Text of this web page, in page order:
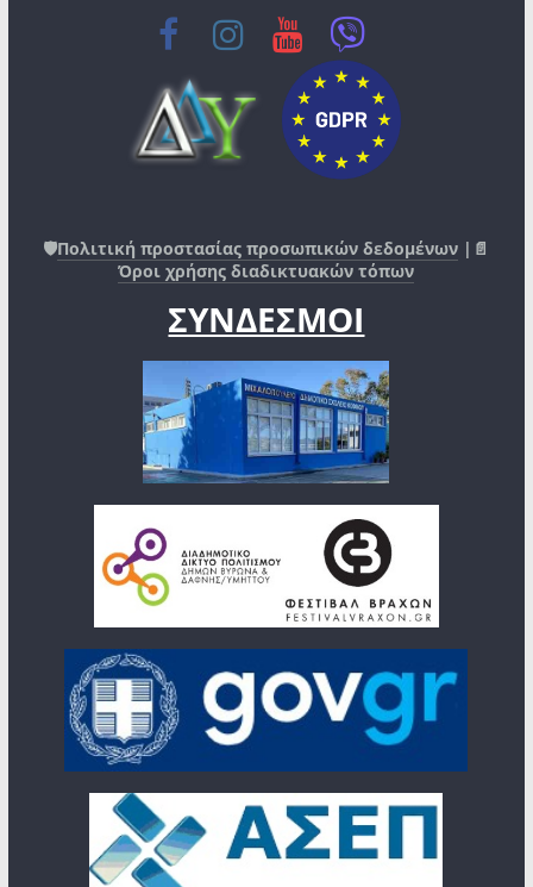
🛡️Πολιτική προστασίας προσωπικών δεδομένων |📄
Όροι χρήσης διαδικτυακών τόπων
ΣΥΝΔΕΣΜΟΙ